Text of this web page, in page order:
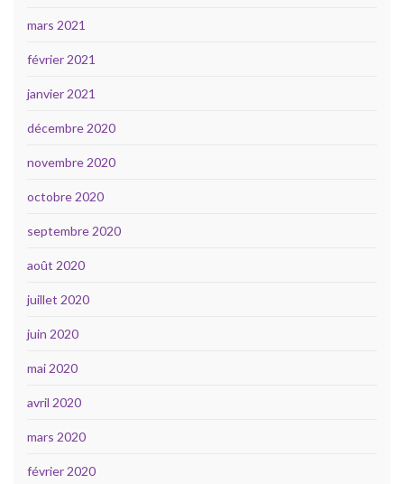
mars 2021
février 2021
janvier 2021
décembre 2020
novembre 2020
octobre 2020
septembre 2020
août 2020
juillet 2020
juin 2020
mai 2020
avril 2020
mars 2020
février 2020